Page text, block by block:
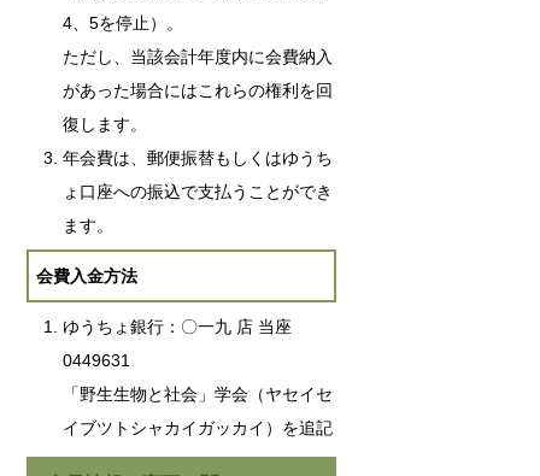
4、5を停止）。
ただし、当該会計年度内に会費納入
があった場合にはこれらの権利を回
復します。
年会費は、郵便振替もしくはゆうち
ょ口座への振込で支払うことができ
ます。
会費入金方法
ゆうちょ銀行：〇一九 店 当座
0449631
「野生生物と社会」学会（ヤセイセ
イブツトシャカイガッカイ）を追記